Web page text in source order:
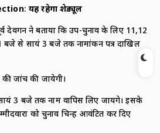
: यह रहेगा शेड्यूल
देवगन ने बताया कि उप-चुनाव के लिए 11,12
बजे से सायं 3 बजे तक नामांकन पत्र दाखिल
की जांच की जायेगी।
3 बजे तक नाम वापिस लिए जायेंगे। इसके
को चुनाव चिन्ह आवंटित कर दिए